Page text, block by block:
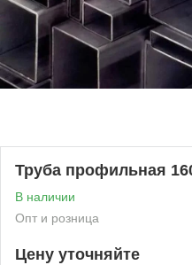
Труба профильная
В наличии
Опт и розница
Цену уточняйте